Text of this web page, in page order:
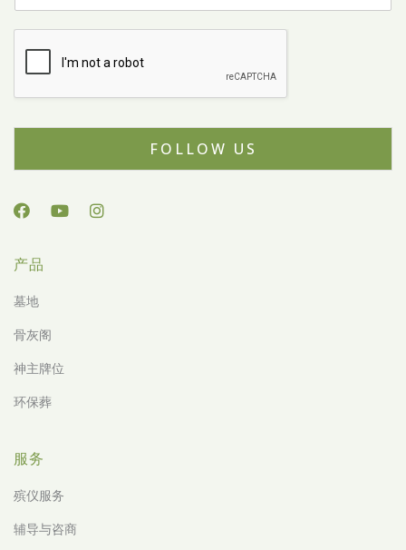
FOLLOW US
产品
墓地
骨灰阁
神主牌位
环保葬
服务
殡仪服务
辅导与咨商